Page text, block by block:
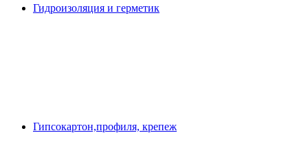
Гидроизоляция и герметик
Гипсокартон,профиля, крепеж